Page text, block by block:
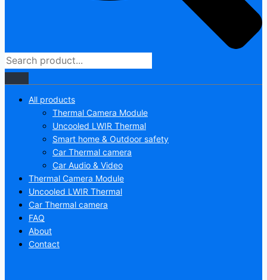
All products
Thermal Camera Module
Uncooled LWIR Thermal
Smart home & Outdoor safety
Car Thermal camera
Car Audio & Video
Thermal Camera Module
Uncooled LWIR Thermal
Car Thermal camera
FAQ
About
Contact